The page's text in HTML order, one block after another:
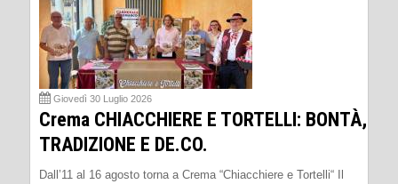
Giovedì 30 Luglio 2026
Crema CHIACCHIERE E TORTELLI: BONTÀ,
TRADIZIONE E DE.CO.
Dall’11 al 16 agosto torna a Crema “Chiacchiere e Tortelli“ Il